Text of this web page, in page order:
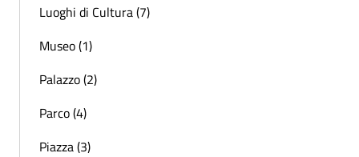
Luoghi di Cultura (7)
Museo (1)
Palazzo (2)
Parco (4)
Piazza (3)